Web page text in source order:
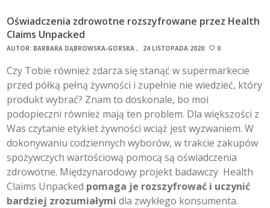
Oświadczenia zdrowotne rozszyfrowane przez Health
Claims Unpacked
AUTOR: BARBARA DĄBROWSKA-GÓRSKA 24 LISTOPADA 2020 0
Czy Tobie również zdarza się stanąć w supermarkecie
przed półką pełną żywności i zupełnie nie wiedzieć, który
produkt wybrać? Znam to doskonale, bo moi
podopieczni również mają ten problem. Dla większości z
Was czytanie etykiet żywności wciąż jest wyzwaniem. W
dokonywaniu codziennych wyborów, w trakcie zakupów
spożywczych wartościową pomocą są oświadczenia
zdrowotne. Międzynarodowy projekt badawczy Health
Claims Unpacked pomaga je rozszyfrować i uczynić
bardziej zrozumiałymi dla zwykłego konsumenta.